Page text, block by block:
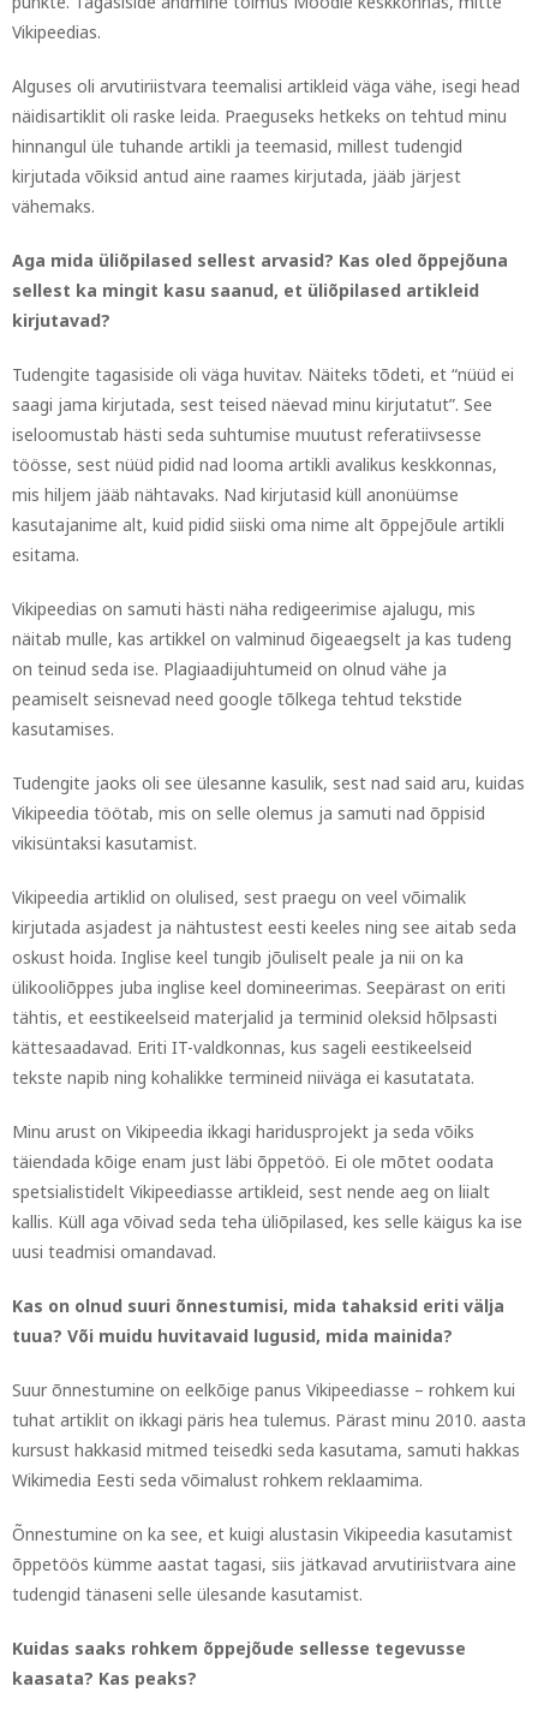
Vikipeedias.
Alguses oli arvutiriistvara teemalisi artikleid väga vähe, isegi head
näidisartiklit oli raske leida. Praeguseks hetkeks on tehtud minu
hinnangul üle tuhande artikli ja teemasid, millest tudengid
kirjutada võiksid antud aine raames kirjutada, jääb järjest
vähemaks.
Aga mida üliõpilased sellest arvasid? Kas oled õppejõuna
sellest ka mingit kasu saanud, et üliõpilased artikleid
kirjutavad?
Tudengite tagasiside oli väga huvitav. Näiteks tõdeti, et “nüüd ei
saagi jama kirjutada, sest teised näevad minu kirjutatut”. See
iseloomustab hästi seda suhtumise muutust referatiivsesse
töösse, sest nüüd pidid nad looma artikli avalikus keskkonnas,
mis hiljem jääb nähtavaks. Nad kirjutasid küll anonüümse
kasutajanime alt, kuid pidid siiski oma nime alt õppejõule artikli
esitama.
Vikipeedias on samuti hästi näha redigeerimise ajalugu, mis
näitab mulle, kas artikkel on valminud õigeaegselt ja kas tudeng
on teinud seda ise. Plagiaadijuhtumeid on olnud vähe ja
peamiselt seisnevad need google tõlkega tehtud tekstide
kasutamises.
Tudengite jaoks oli see ülesanne kasulik, sest nad said aru, kuidas
Vikipeedia töötab, mis on selle olemus ja samuti nad õppisid
vikisüntaksi kasutamist.
Vikipeedia artiklid on olulised, sest praegu on veel võimalik
kirjutada asjadest ja nähtustest eesti keeles ning see aitab seda
oskust hoida. Inglise keel tungib jõuliselt peale ja nii on ka
ülikooliõppes juba inglise keel domineerimas. Seepärast on eriti
tähtis, et eestikeelseid materjalid ja terminid oleksid hõlpsasti
kättesaadavad. Eriti IT-valdkonnas, kus sageli eestikeelseid
tekste napib ning kohalikke termineid niiväga ei kasutatata.
Minu arust on Vikipeedia ikkagi haridusprojekt ja seda võiks
täiendada kõige enam just läbi õppetöö. Ei ole mõtet oodata
spetsialistidelt Vikipeediasse artikleid, sest nende aeg on liialt
kallis. Küll aga võivad seda teha üliõpilased, kes selle käigus ka ise
uusi teadmisi omandavad.
Kas on olnud suuri õnnestumisi, mida tahaksid eriti välja
tuua? Või muidu huvitavaid lugusid, mida mainida?
Suur õnnestumine on eelkõige panus Vikipeediasse – rohkem kui
tuhat artiklit on ikkagi päris hea tulemus. Pärast minu 2010. aasta
kursust hakkasid mitmed teisedki seda kasutama, samuti hakkas
Wikimedia Eesti seda võimalust rohkem reklaamima.
Õnnestumine on ka see, et kuigi alustasin Vikipeedia kasutamist
õppetöös kümme aastat tagasi, siis jätkavad arvutiriistvara aine
tudengid tänaseni selle ülesande kasutamist.
Kuidas saaks rohkem õppejõude sellesse tegevusse
kaasata? Kas peaks?